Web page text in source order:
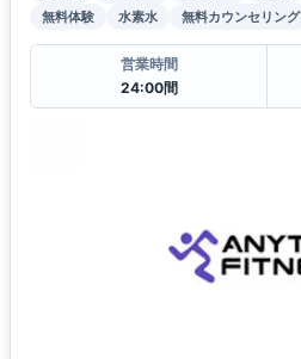
無料体験
水素水 無料カウンセリング
営業時間
24:00間